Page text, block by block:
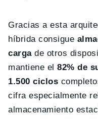
Gracias a esta
híbrida consigue
cargade otros
mantiene el82% de
1.500 ciclos
cifra especialmente
almacenamiento